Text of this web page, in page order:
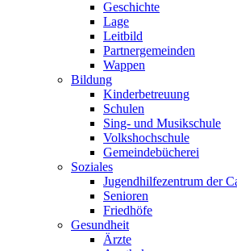
Geschichte
Lage
Leitbild
Partnergemeinden
Wappen
Bildung
Kinderbetreuung
Schulen
Sing- und Musikschule
Volkshochschule
Gemeindebücherei
Soziales
Jugendhilfezentrum der
Senioren
Friedhöfe
Gesundheit
Ärzte